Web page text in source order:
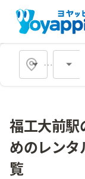
福工大前駅
めのレンタ
覧